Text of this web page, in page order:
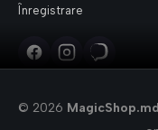
Înregistrare
© 2026 MagicShop.md